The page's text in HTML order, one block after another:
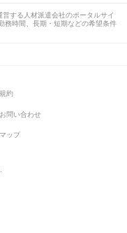
する人材派遣会社のポータルサイ
務時間、長期・短期などの希望条件
約
問い合わせ
ップ